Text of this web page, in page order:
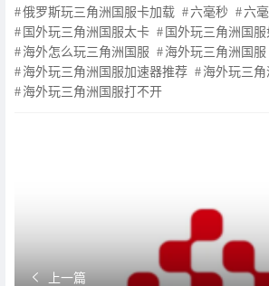
俄罗斯玩三角洲国服卡加载
六毫秒
六
国外玩三角洲国服太卡
国外玩三角洲国
海外怎么玩三角洲国服
海外玩三角洲国服
海外玩三角洲国服加速器推荐
海外玩三
海外玩三角洲国服打不开
上一篇